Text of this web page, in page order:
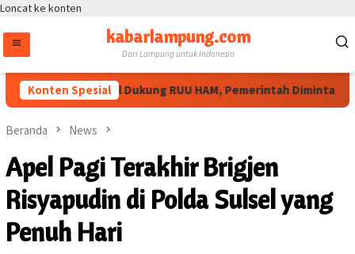
Loncat ke konten
kabarlampung.com
Dari Lampung untuk Indonesia
Konten Spesial
Masyarakat Sipil Dukung RUU HAM, Pemerintah Diminta
Beranda News
Apel Pagi Terakhir Brigjen
Risyapudin di Polda Sulsel yang
Penuh Hari